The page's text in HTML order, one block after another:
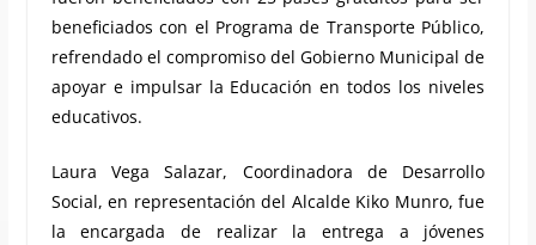
beneficiados con el Programa de Transporte Público,
refrendado el compromiso del Gobierno Municipal de
apoyar e impulsar la Educación en todos los niveles
educativos.
Laura Vega Salazar, Coordinadora de Desarrollo
Social, en representación del Alcalde Kiko Munro, fue
la encargada de realizar la entrega a jóvenes